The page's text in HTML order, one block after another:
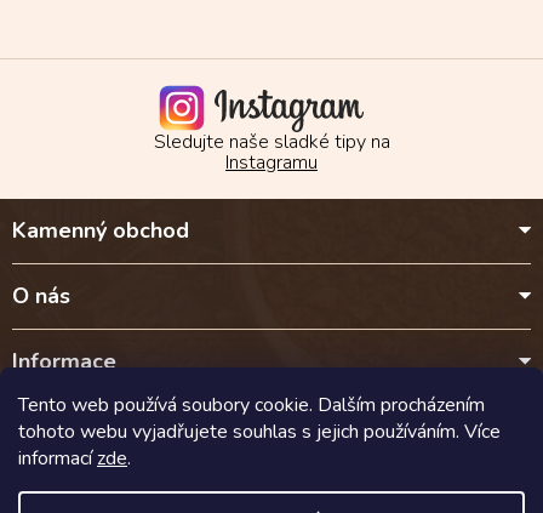
Tento web používá soubory cookie. Dalším procházením
tohoto webu vyjadřujete souhlas s jejich používáním. Více
informacízde.
Sledujte naše sladké tipy na
Instagramu
Z
p
Kamenný obchod
O nás
Informace
Kontakt
Doprava a platba